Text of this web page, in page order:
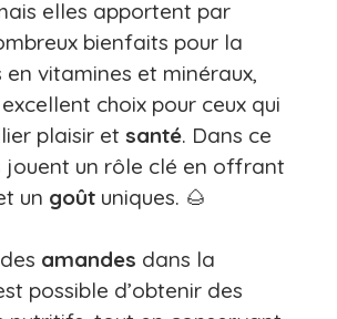
elles apportent par
bienfaits pour la
en vitamines et minéraux,
choix pour ceux qui
plaisir et santé. Dans ce
jouent un rôle clé en offrant
un goût uniques. 🌰
amandes dans la
possible d’obtenir des